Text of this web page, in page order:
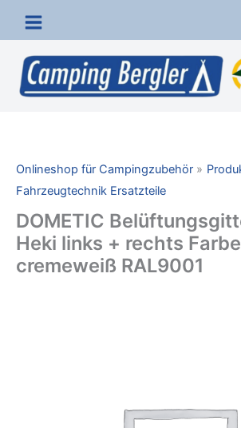
Inhalt
springen
Onlineshop für Campingzubehör
Fahrzeugtechnik Ersatzteile
DOMETIC
Heki links + rechts Farbe
cremeweiß RAL9001